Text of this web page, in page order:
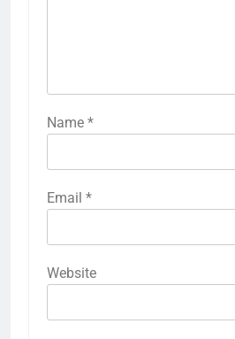
Name *
Email *
Website